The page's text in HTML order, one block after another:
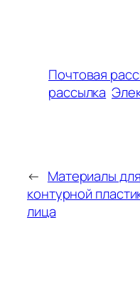
Почтовая
рассылка
← Материалы для
контурной
лица